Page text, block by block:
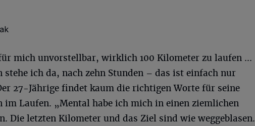
mich unvorstellbar, wirklich 100 Kilometer zu laufen ...
stehe ich da, nach zehn Stunden – das ist einfach nur
27-Jährige findet kaum die richtigen Worte für seine
im Laufen. „Mental habe ich mich in einen ziemlichen
Die letzten Kilometer und das Ziel sind wie weggeblasen.